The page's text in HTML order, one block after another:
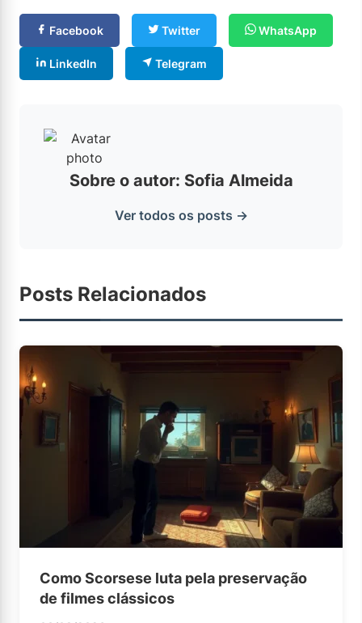
Facebook Twitter WhatsApp
LinkedIn Telegram
Sobre o autor: Sofia Almeida
Ver todos os posts →
Posts Relacionados
Como Scorsese luta pela preservação
de filmes clássicos